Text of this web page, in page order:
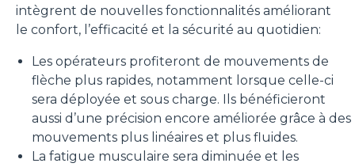
intègrent de nouvelles fonctionnalités améliorant
le confort, l’efficacité et la sécurité au quotidien:
Les opérateurs profiteront de mouvements de
flèche plus rapides, notamment lorsque celle-ci
sera déployée et sous charge. Ils bénéficieront
aussi d’une précision encore améliorée grâce à des
mouvements plus linéaires et plus fluides.
La fatigue musculaire sera diminuée et les